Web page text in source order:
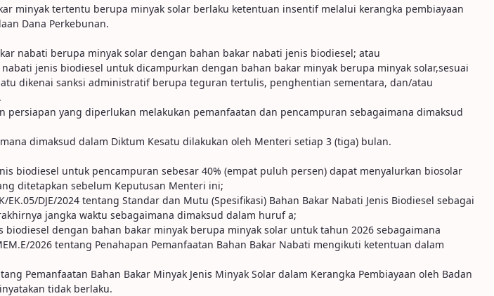
minyak tertentu berupa minyak solar berlaku ketentuan insentif melalui kerangka pembiayaan
Dana Perkebunan.
nabati berupa minyak solar dengan bahan bakar nabati jenis biodiesel; atau
jenis biodiesel untuk dicampurkan dengan bahan bakar minyak berupa minyak solar,sesuai
dikenai sanksi administratif berupa teguran tertulis, penghentian sementara, dan/atau
yang diperlukan melakukan pemanfaatan dan pencampuran sebagaimana dimaksud
dimaksud dalam Diktum Kesatu dilakukan oleh Menteri setiap 3 (tiga) bulan.
biodiesel untuk pencampuran sebesar 40% (empat puluh persen) dapat menyalurkan biosolar
ditetapkan sebelum Keputusan Menteri ini;
DJE/2024 tentang Standar dan Mutu (Spesifikasi) Bahan Bakar Nabati Jenis Biodiesel sebagai
jangka waktu sebagaimana dimaksud dalam huruf a;
dengan bahan bakar minyak berupa minyak solar untuk tahun 2026 sebagaimana
2026 tentang Penahapan Pemanfaatan Bahan Bakar Nabati mengikuti ketentuan dalam
Pemanfaatan Bahan Bakar Minyak Jenis Minyak Solar dalam Kerangka Pembiayaan oleh Badan
tidak berlaku.